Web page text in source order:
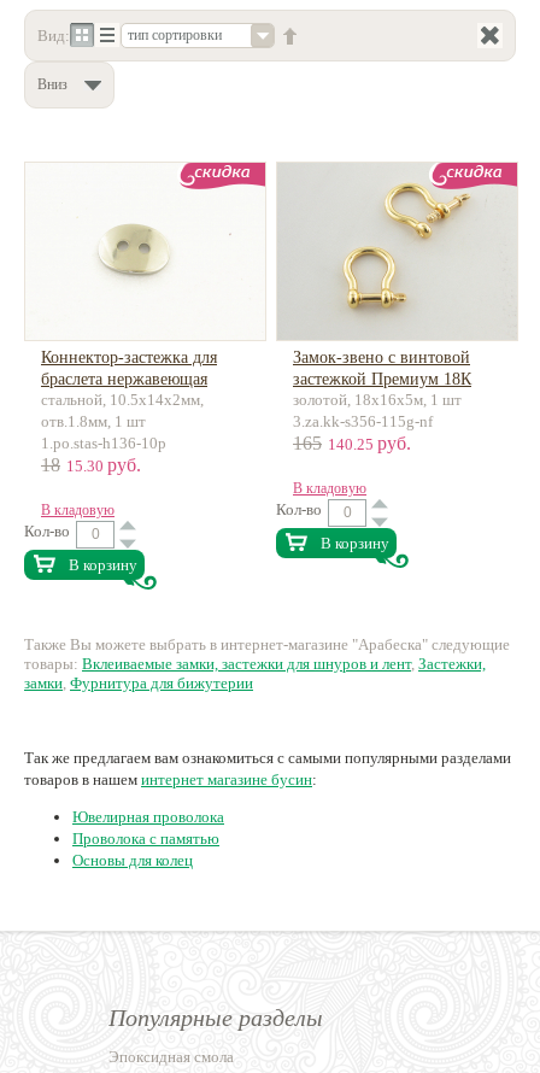
Нетемнеющая фурнитура
Всё для вышивки
Натуральные камни
Новинки!
Вид: тип сортировки
Вниз
Коннектор-застежка для
браслета нержавеющая
сталь
стальной, 10.5х14х2мм,
отв.1.8мм, 1 шт
1.po.stas-h136-10p
18 15.30 руб.
В кладовую
Кол-во
В корзину
Замок-звено с винтовой
застежкой Премиум 18К
позолота, латунь
золотой, 18х16х5м, 1 шт
3.za.kk-s356-115g-nf
165 140.25 руб.
В кладовую
Кол-во
В корзину
Также Вы можете выбрать в интернет-магазине "Арабеска" следующие
товары: Вклеиваемые замки, застежки для шнуров и лент, Застежки,
замки, Фурнитура для бижутерии
Так же предлагаем вам ознакомиться с самыми популярными разделами
товаров в нашем интернет магазине бусин:
Ювелирная проволока
Проволока с памятью
Основы для колец
Популярные разделы
Эпоксидная смола